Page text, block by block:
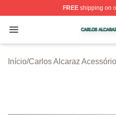
FREEshipping on
Open menu
Carlos Alcaraz Shop ⚡️
Início/Carlos Alcaraz